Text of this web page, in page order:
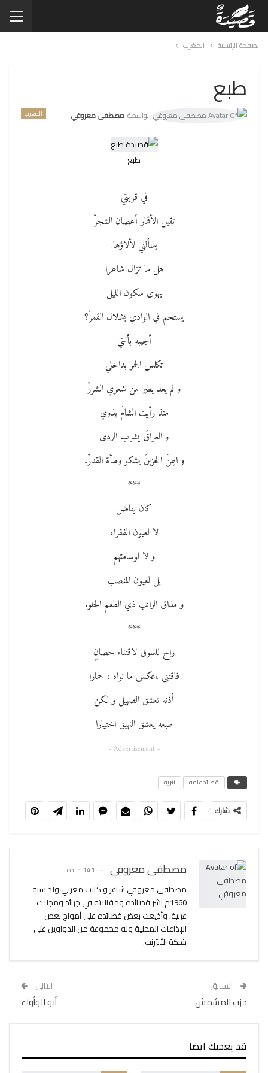
الصفحة الرئيسية المغرب
طبع
المغرب بواسطة مصطفى معروفي
طبع
في قريتي
تقبل الأقمار أغصان الشجرْ
يسألني لألاؤها:
هل ما تزال شاعرا
يهوى سكون الليل
يستحم في الوادي بشلال القمرْ؟
أجيبه بأنني
تكلس الجمر بداخلي
و لم يعد يطير من شعري الشررْ
منذ رأيت الشامَ يذوي
و العراقَ يشرب الردى
و اليمنَ الحزينَ يشكو وطأة القدرْ.
***
كان يناضل
لا لعيون الفقراء
و لا لوسامتهم
بل لعيون المنصب
و مذاق الراتب ذي الطعم الحلو.
***
راح للسوق لاقتناء حصانٍ
فاقتنى ،عكس ما نواه ، حمارا
أذنه تعشق الصهيل و لكن
طبعه يعشق النهيق اختيارا
- Advertisement -
قصائد عامه نثريه
شارك
مصطفى معروفي 141 مادة
مصطفى معروفي شاعر و كاتب مغربي،ولد سنة
1960م نشر قصائده ومقالاته في جرائد ومجلات
عربية، وأذيعت بعض قصائده على أمواج بعض
الإذاعات المحلية وله مجموعة من الدواوين على
شبكة الأنترنت.
السابق
حزب المشمش
التالي
أبو الوأواء
قد يعجبك ايضا